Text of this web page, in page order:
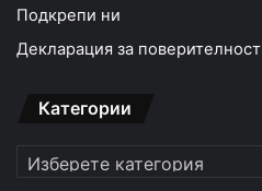
Подкрепи ни
Декларация за поверителност
Категории
Категории